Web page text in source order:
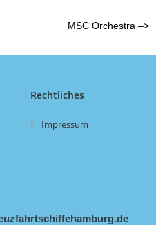
MSC Orchestra –>
Rechtliches
Impressum